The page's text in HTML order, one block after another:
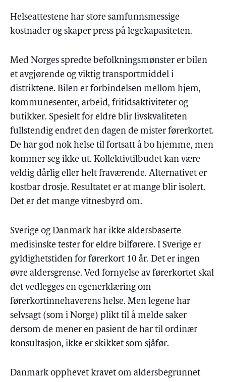
Helseattestene har store samfunnsmessige
kostnader og skaper press på legekapasiteten.
Med Norges spredte befolkningsmønster er bilen
et avgjørende og viktig transportmiddel i
distriktene. Bilen er forbindelsen mellom hjem,
kommunesenter, arbeid, fritidsaktiviteter og
butikker. Spesielt for eldre blir livskvaliteten
fullstendig endret den dagen de mister førerkortet.
De har god nok helse til fortsatt å bo hjemme, men
kommer seg ikke ut. Kollektivtilbudet kan være
veldig dårlig eller helt fraværende. Alternativet er
kostbar drosje. Resultatet er at mange blir isolert.
Det er det mange vitnesbyrd om.
Sverige og Danmark har ikke aldersbaserte
medisinske tester for eldre bilførere. I Sverige er
gyldighetstiden for førerkort 10 år. Det er ingen
øvre aldersgrense. Ved fornyelse av førerkortet skal
det vedlegges en egenerklæring om
førerkortinnehaverens helse. Men legene har
selvsagt (som i Norge) plikt til å melde saker
dersom de mener en pasient de har til ordinær
konsultasjon, ikke er skikket som sjåfør.
Danmark opphevet kravet om aldersbegrunnet